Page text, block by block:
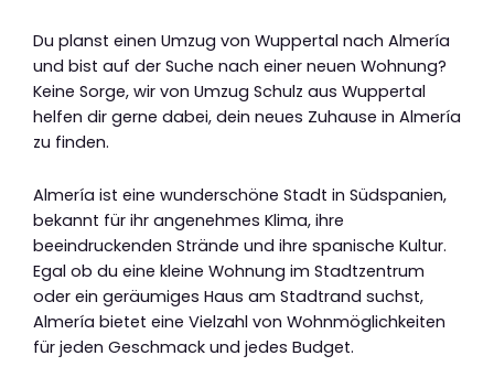
Du planst einen Umzug von Wuppertal nach Almería
und bist auf der Suche nach einer neuen Wohnung?
Keine Sorge, wir von Umzug Schulz aus Wuppertal
helfen dir gerne dabei, dein neues Zuhause in Almería
zu finden.
Almería ist eine wunderschöne Stadt in Südspanien,
bekannt für ihr angenehmes Klima, ihre
beeindruckenden Strände und ihre spanische Kultur.
Egal ob du eine kleine Wohnung im Stadtzentrum
oder ein geräumiges Haus am Stadtrand suchst,
Almería bietet eine Vielzahl von Wohnmöglichkeiten
für jeden Geschmack und jedes Budget.